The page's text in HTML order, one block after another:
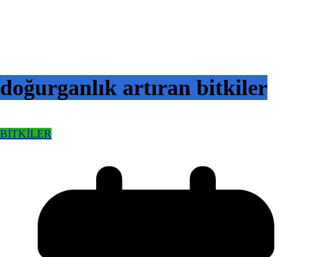
doğurganlık artıran bitkiler
BİTKİLER